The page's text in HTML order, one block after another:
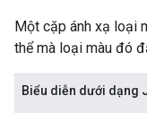
Một cặp ánh xạ loại
thể mà loại màu đó
Biểu diễn dưới dạng